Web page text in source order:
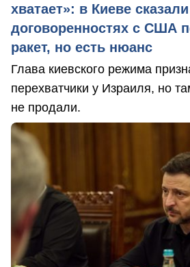
хватает»: в Киеве
договоренностях с США
ракет, но есть нюанс
Глава киевского режима
перехватчики у Израиля, но
не продали.